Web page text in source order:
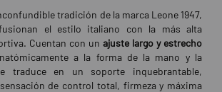
tradición de la marca Leone 1947,
el estilo italiano con la más alta
Cuentan con un ajuste largo y estrecho
a la forma de la mano y la
traduce en un soporte inquebrantable,
de control total, firmeza y máxima